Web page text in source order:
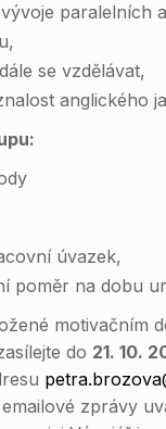
paralelních
se vzdělávat,
anglického
úvazek,
poměr na dobu
motivačním
do 21. 10.
zprávy